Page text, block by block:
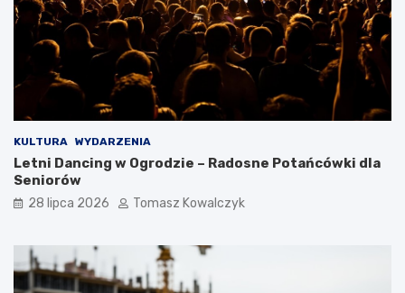
KULTURA WYDARZENIA
Letni Dancing w Ogrodzie – Radosne Potańcówki dla
Seniorów
28 lipca 2026 Tomasz Kowalczyk